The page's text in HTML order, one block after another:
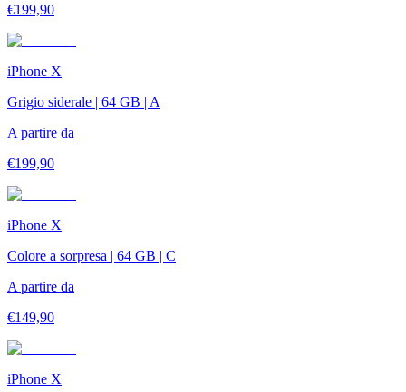
€199,90
iPhone X
Grigio siderale | 64 GB | A
A partire da
€199,90
iPhone X
Colore a sorpresa | 64 GB | C
A partire da
€149,90
iPhone X